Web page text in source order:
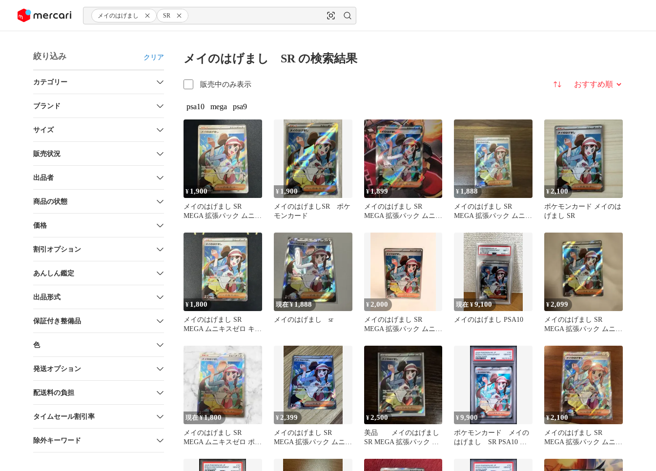
ツにスキップ メイのはげまし SR
絞り込み クリア
カテゴリー
ブランド
サイズ
販売状況
出品者
商品の状態
価格
割引オプション
あんしん鑑定
出品形式
保証付き整備品
色
発送オプション
配送料の負担
タイムセール割引率
除外キーワード
メイのはげまし SR の検索結果
販売中のみ表示 並び替え
psa10 mega psa9
¥ 1,900
メイのはげまし SR
MEGA 拡張パック ムニキ
¥ 1,900
メイのはげましSR ポケ
モンカード
¥1,899
メイのはげまし SR
MEGA 拡張パック ムニキ
¥ 1,888
メイのはげまし SR
MEGA 拡張パック ムニキ
¥2,100
ポケモンカード メイのは
げまし SR
¥ 1,800
メイのはげまし SR
MEGA ムニキスゼロ キラ
現在 ¥1,888
メイのはげまし sr
¥2,000
メイのはげまし SR
MEGA 拡張パック ムニキ
現在 ¥9,100
メイのはげまし PSA10
¥2,099
メイのはげまし SR
MEGA 拡張パック ムニキ
現在 ¥1,800
メイのはげまし SR
MEGA ムニキスゼロ ポケ
¥ 2,399
メイのはげまし SR
MEGA 拡張パック ムニキ
¥2,500
美品 メイのはげまし
SR MEGA 拡張パック ム
¥9,900
ポケモンカード メイの
はげまし SR PSA10 ム
¥2,100
メイのはげまし SR
MEGA 拡張パック ムニキ